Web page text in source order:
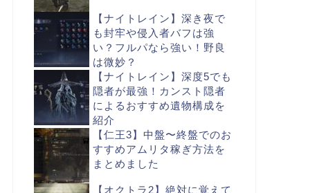
【ナイトレイン】深き夜で
も封牢や侵入者バフは強
い？フルパなら強い！野良
は微妙？
【ナイトレイン】深度5でも
隠者が最強！カンスト隠者
によるおすすめ遺物構成を
紹介
【仁王3】中盤〜終盤でのお
すすめアムリタ稼ぎ方法を
まとめました
【オクトラ2】絶対に覚えて